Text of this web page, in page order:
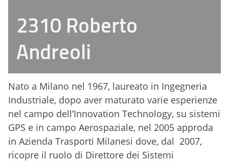
2310 Roberto
Andreoli
Nato a Milano nel 1967, laureato in Ingegneria
Industriale, dopo aver maturato varie esperienze
nel campo dell’Innovation Technology, su sistemi
GPS e in campo Aerospaziale, nel 2005 approda
in Azienda Trasporti Milanesi dove, dal 2007,
ricopre il ruolo di Direttore dei Sistemi